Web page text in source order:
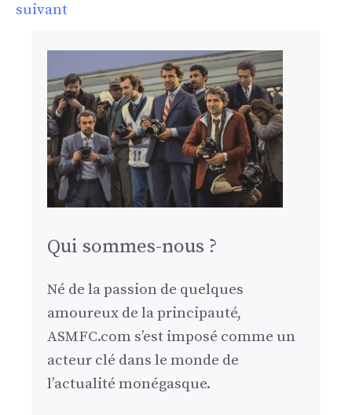
suivant
Qui sommes-nous ?
Né de la passion de quelques
amoureux de la principauté,
ASMFC.com s’est imposé comme un
acteur clé dans le monde de
l’actualité monégasque.